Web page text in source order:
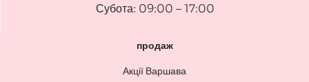
Субота: 09:00 – 17:00
продаж
Акції Варшава